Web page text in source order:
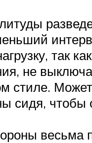
так
не
стиле.
сидя, чтобы
весьма